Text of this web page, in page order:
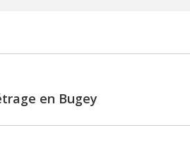
en Bugey